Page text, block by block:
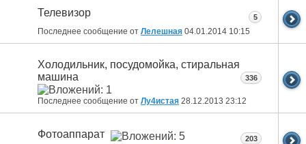
Телевизор
Последнее сообщение от Лелешная 04.01.2014 10:15
5
Холодильник, посудомойка, стиральная
машина
Последнее сообщение от Лу4истая 28.12.2013 23:12
336
Фотоаппарат 203